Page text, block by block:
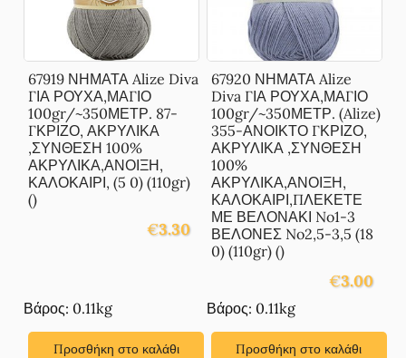
67919 ΝΗΜΑΤΑ Alize Diva
ΓΙΑ ΡΟΥΧΑ,ΜΑΓΙΟ
100gr/~350ΜΕΤΡ. 87-
ΓΚΡΙΖΟ, ΑΚΡΥΛΙΚΑ
,ΣΥΝΘΕΣΗ 100%
ΑΚΡΥΛΙΚΑ,ΑΝΟΙΞΗ,
ΚΑΛΟΚΑΙΡΙ, (5 0) (110gr)
()
€3.30
Βάρος: 0.11kg
Προσθήκη στο καλάθι
67920 ΝΗΜΑΤΑ Alize
Diva ΓΙΑ ΡΟΥΧΑ,ΜΑΓΙΟ
100gr/~350ΜΕΤΡ. (Alize)
355-ΑΝΟΙΚΤΟ ΓΚΡΙΖΟ,
ΑΚΡΥΛΙΚΑ ,ΣΥΝΘΕΣΗ
100%
ΑΚΡΥΛΙΚΑ,ΑΝΟΙΞΗ,
ΚΑΛΟΚΑΙΡΙ,ΠΛΕΚΕΤΕ
ΜΕ ΒΕΛΟΝΑΚΙ No1-3
ΒΕΛΟΝΕΣ No2,5-3,5 (18
0) (110gr) ()
€3.00
Βάρος: 0.11kg
Προσθήκη στο καλάθι